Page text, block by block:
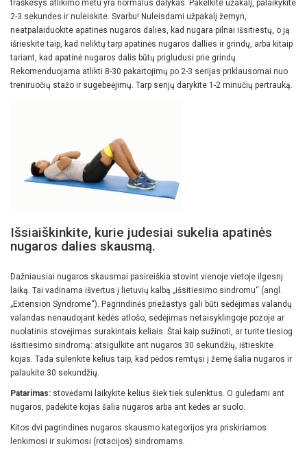
traškesys atlikimo metu yra normalus dalykas. Pakelkite užakalį, palaikykite
2-3 sekundes ir nuleiskite. Svarbu! Nuleisdami užpakalį žemyn,
neatpalaiduokite apatinės nugaros dalies, kad nugara pilnai išsitiestų, o ją
išrieskite taip, kad neliktų tarp apatinės nugaros dallies ir grindų, arba kitaip
tariant, kad apatinė nugaros dalis būtų prigludusi prie grindų.
Rekomenduojama atlikti 8-30 pakartojimų po 2-3 serijas priklausomai nuo
treniruočių stažo ir sugebeėjimų. Tarp serijų darykite 1-2 minučių pertrauką.
Išsiaiškinkite, kurie judesiai sukelia apatinės
nugaros dalies skausmą.
Dažniausiai nugaros skausmai pasireiškia stovint vienoje vietoje ilgesnį
laiką. Tai vadinama išvertus į lietuvių kalbą „išsitiesimo sindromu“ (angl.
„Extension Syndrome“). Pagrindinės priežastys gali būti sėdėjimas valandų
valandas nenaudojant kėdės atlošo, sėdėjimas netaisyklingoje pozoje ar
nuolatinis stovėjimas surakintais keliais. Štai kaip sužinoti, ar turite tiesiog
išsitiesimo sindromą: atsigulkite ant nugaros 30 sekundžių, ištieskite
kojas. Tada sulenkite kelius taip, kad pėdos remtųsi į žemę šalia nugaros ir
palaukite 30 sekundžių.
Patarimas: stovėdami laikykite kelius šiek tiek sulenktus. O gulėdami ant
nugaros, padėkite kojas šalia nugaros arba ant kėdės ar suolo.
Kitos dvi pagrindinės nugaros skausmo kategorijos yra priskiriamos
lenkimosi ir sukimosi (rotacijos) sindromams.